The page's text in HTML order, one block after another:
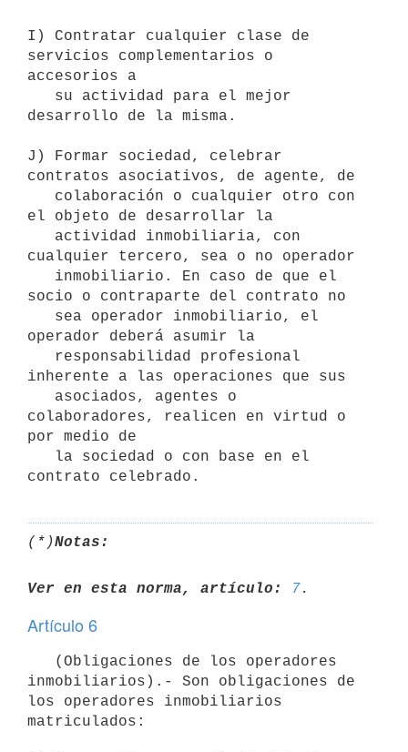
I) Contratar cualquier clase de
servicios complementarios o
accesorios a
desarrollo de la misma.
J) Formar sociedad, celebrar
contratos asociativos, de agente, de
el objeto de desarrollar la
cualquier tercero, sea o no operador
socio o contraparte del contrato no
operador deberá asumir la
inherente a las operaciones que sus
colaboradores, realicen en virtud o
por medio de
(*)Notas:
Ver en esta norma, artículo: 7
Artículo 6
inmobiliarios).- Son obligaciones de
los operadores inmobiliarios
matriculados: